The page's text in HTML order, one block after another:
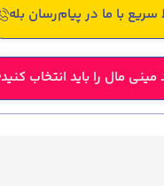
سریع با ما در پیام‌رسان بله
مینی مال را باید انتخاب کنید